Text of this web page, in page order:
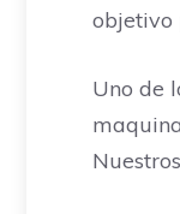
objetivo
Uno de